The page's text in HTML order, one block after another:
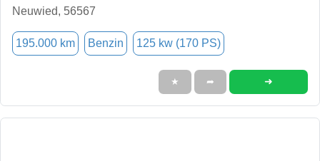
Neuwied, 56567
195.000 km Benzin 125 kw (170 PS)
★ ➦ ➜